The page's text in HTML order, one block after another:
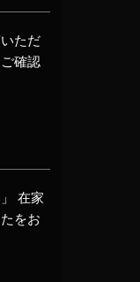
ただ
確認
在家
をお